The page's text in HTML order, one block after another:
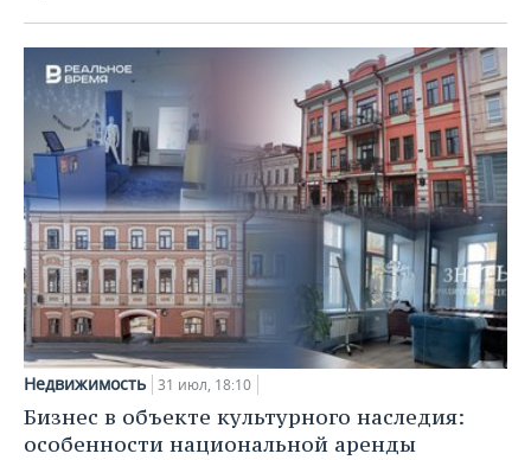
Недвижимость 31 июл, 18:10
Бизнес в объекте культурного наследия:
особенности национальной аренды